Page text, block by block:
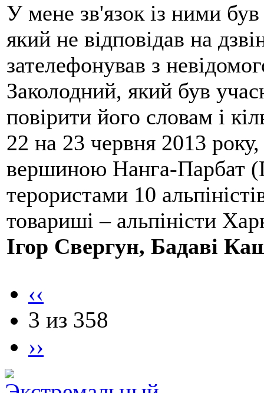
У мене зв'язок із ними
який не відповідав на
зателефонував з
Заколодний, який був
повірити його словам і
22 на 23 червня 2013
вершиною Нанга-Парбат
терористами 10
товариші – альпіністи
Ігор Свергун, Бадаві
‹‹
3 из 358
››